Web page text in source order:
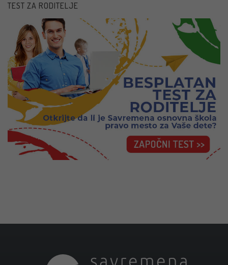
TEST ZA RODITELJE